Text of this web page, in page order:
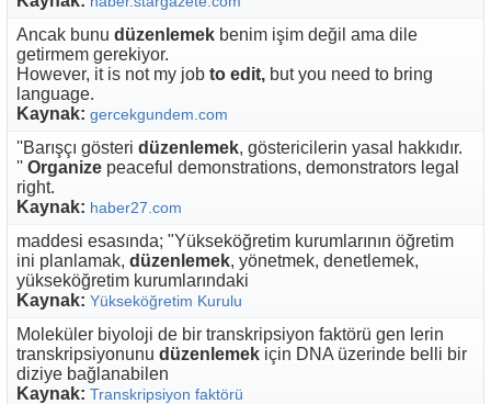
Ancak bunu düzenlemek benim işim değil ama dile
getirmem gerekiyor.
However, it is not my job to edit, but you need to bring
language.
Kaynak: gercekgundem.com
''Barışçı gösteri düzenlemek, göstericilerin yasal hakkıdır.
'' Organize peaceful demonstrations, demonstrators legal
right.
Kaynak: haber27.com
maddesi esasında; "Yükseköğretim kurumlarının öğretim
ini planlamak, düzenlemek, yönetmek, denetlemek,
yükseköğretim kurumlarındaki
Kaynak: Yükseköğretim Kurulu
Moleküler biyoloji de bir transkripsiyon faktörü gen lerin
transkripsiyonunu düzenlemek için DNA üzerinde belli bir
diziye bağlanabilen
Kaynak: Transkripsiyon faktörü